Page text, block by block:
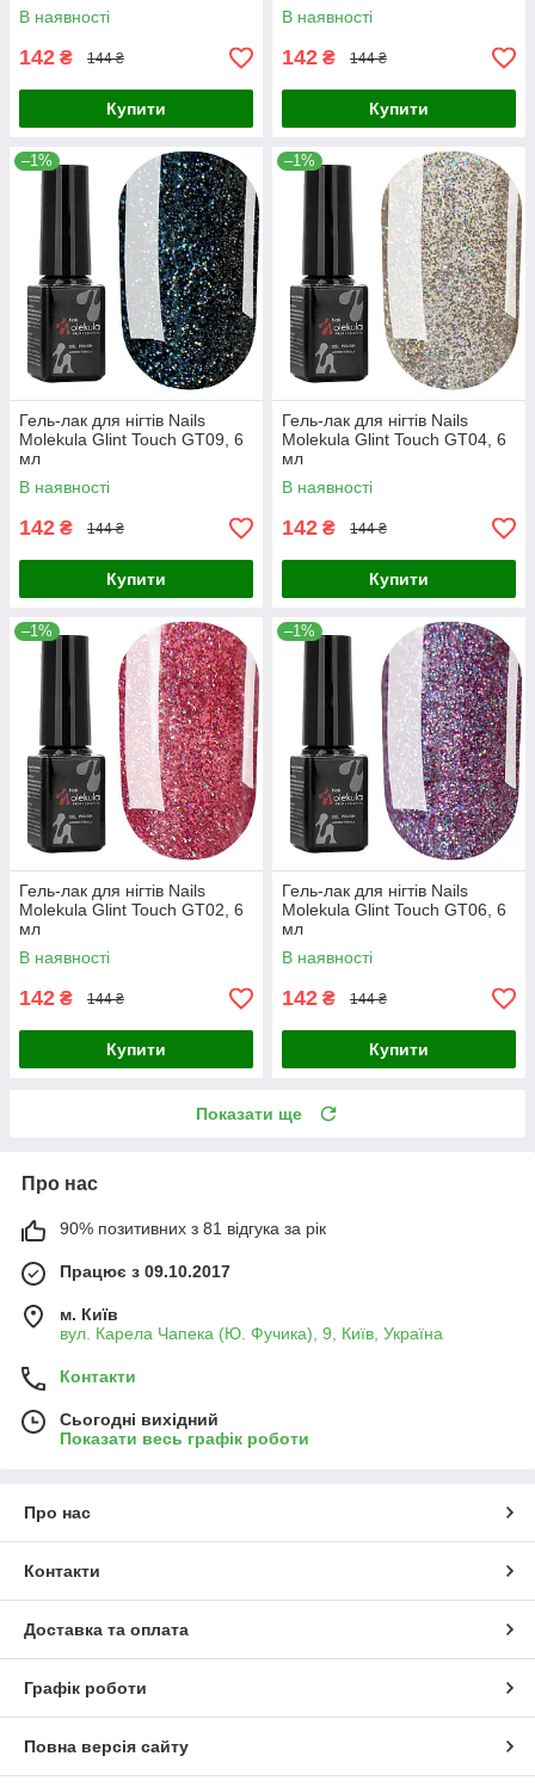
В наявності
142 ₴ 144 ₴
Купити
В наявності
142 ₴ 144 ₴
Купити
–1%
Гель-лак для нігтів Nails
Molekula Glint Touch GT09, 6
мл
В наявності
142 ₴ 144 ₴
Купити
–1%
Гель-лак для нігтів Nails
Molekula Glint Touch GT04, 6
мл
В наявності
142 ₴ 144 ₴
Купити
–1%
Гель-лак для нігтів Nails
Molekula Glint Touch GT02, 6
мл
В наявності
142 ₴ 144 ₴
Купити
–1%
Гель-лак для нігтів Nails
Molekula Glint Touch GT06, 6
мл
В наявності
142 ₴ 144 ₴
Купити
Показати ще
Про нас
90% позитивних з 81 відгука за рік
Працює з 09.10.2017
м. Київ
вул. Карела Чапека (Ю. Фучика), 9, Київ, Україна
Контакти
Сьогодні вихідний
Показати весь графік роботи
Про нас
Контакти
Доставка та оплата
Графік роботи
Повна версія сайту